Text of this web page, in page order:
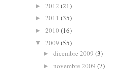
► 2012 (21)
► 2011 (35)
► 2010 (16)
▼ 2009 (55)
► dicembre 2009 (3)
► novembre 2009 (7)